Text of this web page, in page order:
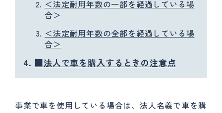
＜法定耐用年数の一部を経過している場
合＞
＜法定耐用年数の全部を経過している場
合＞
■法人で車を購入するときの注意点
事業で車を使用している場合は、法人名義で車を購